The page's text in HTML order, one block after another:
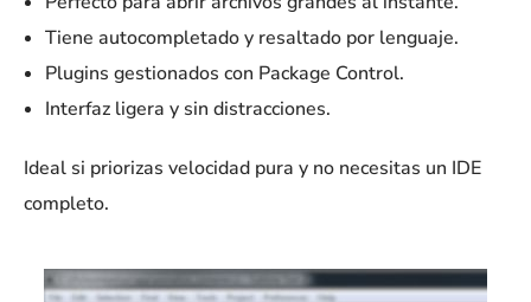
Tiene autocompletado y resaltado por lenguaje.
Plugins gestionados con Package Control.
Interfaz ligera y sin distracciones.
Ideal si priorizas velocidad pura y no necesitas un IDE
completo.